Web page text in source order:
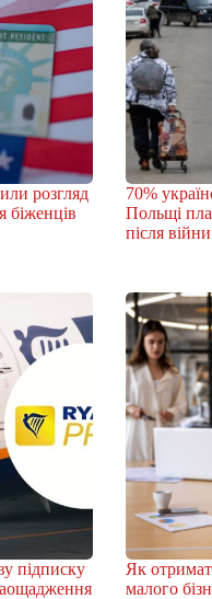
розгляд
біженців
70%
Польщі
після
підписку
Як
малого